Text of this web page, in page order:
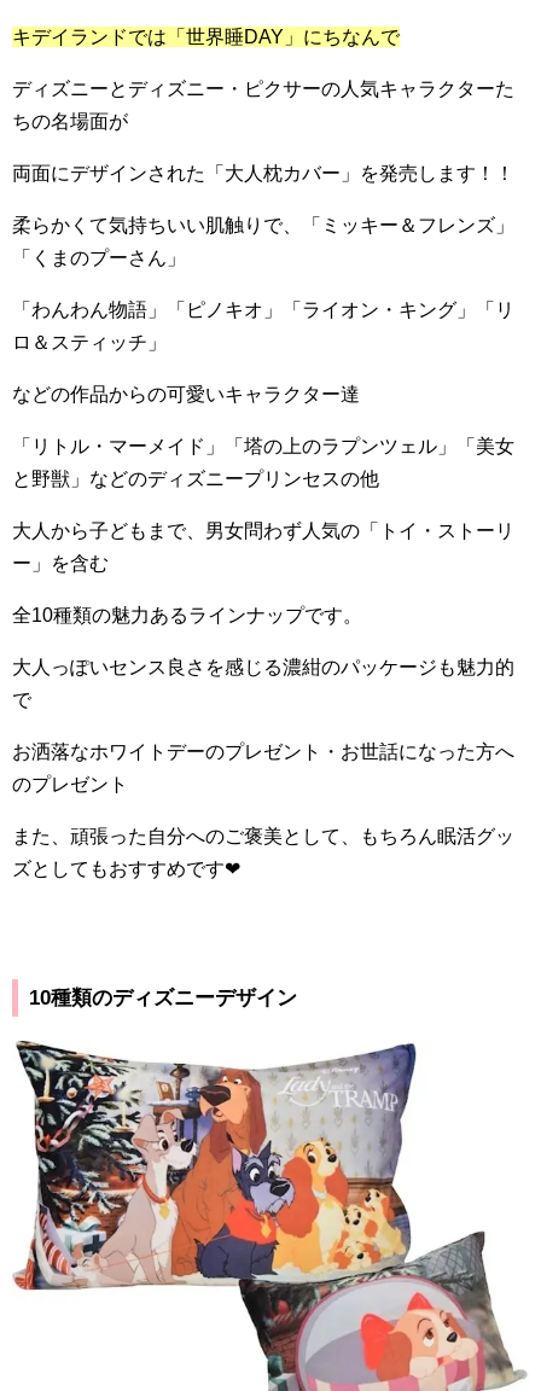
キデイランドでは「世界睡DAY 」にちなんで
ディズニーとディズニー・ピクサーの人気キャラクターた
ちの名場面が
両面にデザインされた「大人枕カバー」を発売します！！
柔らかくて気持ちいい肌触りで、「ミッキー＆フレンズ」
「くまのプーさん」
「わんわん物語」「ピノキオ」「ライオン・キング」「リ
ロ＆スティッチ」
などの作品からの可愛いキャラクター達
「リトル・マーメイド」「塔の上のラプンツェル」「美女
と野獣」などのディズニープリンセスの他
大人から子どもまで、男女問わず人気の「トイ・ストーリ
ー」を含む
全10種類の魅力あるラインナップです。
大人っぽいセンス良さを感じる濃紺のパッケージも魅力的
で
お洒落なホワイトデーのプレゼント・お世話になった方へ
のプレゼント
また、頑張った自分へのご褒美として、もちろん眠活グッ
ズとしてもおすすめです❤︎
10種類のディズニーデザイン